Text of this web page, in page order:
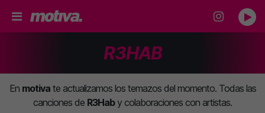
R3HAB
En motivate actualizamos los temazos del momento. Todas las
canciones de R3Haby colaboraciones con artistas.